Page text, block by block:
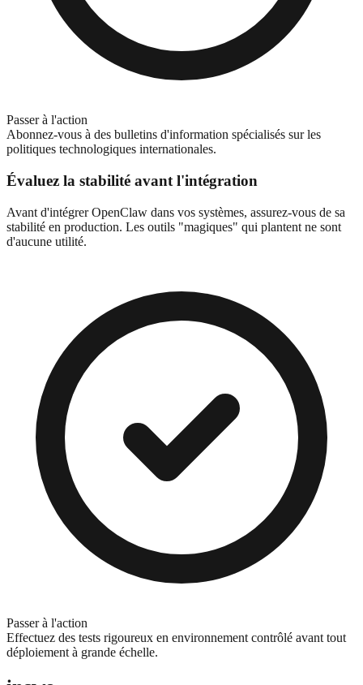
Passer à l'action
Abonnez-vous à des bulletins d'information spécialisés sur les
politiques technologiques internationales.
Évaluez la stabilité avant l'intégration
Avant d'intégrer OpenClaw dans vos systèmes, assurez-vous de sa
stabilité en production. Les outils "magiques" qui plantent ne sont
d'aucune utilité.
Passer à l'action
Effectuez des tests rigoureux en environnement contrôlé avant tout
déploiement à grande échelle.